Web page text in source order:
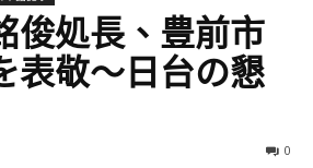
俊処長、豊前市
表敬～日台の懇
0